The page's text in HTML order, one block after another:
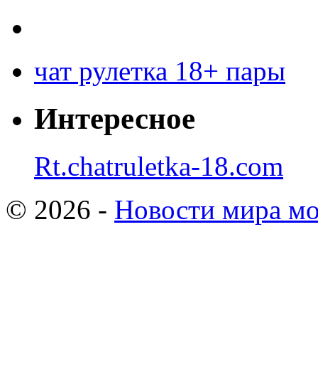
чат рулетка 18+ пары
Интересное
Rt.chatruletka-18.com
© 2026 - Новости мира